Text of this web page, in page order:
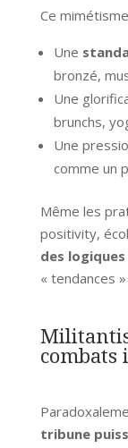
Ce
Une
bronzé,
Une
brunchs,
Une
comme un
Même les
positivity,
des logiques
« tendances
combats
tribune